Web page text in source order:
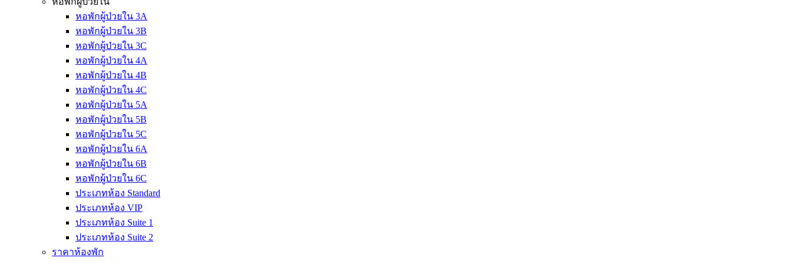
หอพักผู้ป่วยใน 3A
หอพักผู้ป่วยใน 3B
หอพักผู้ป่วยใน 3C
หอพักผู้ป่วยใน 4A
หอพักผู้ป่วยใน 4B
หอพักผู้ป่วยใน 4C
หอพักผู้ป่วยใน 5A
หอพักผู้ป่วยใน 5B
หอพักผู้ป่วยใน 5C
หอพักผู้ป่วยใน 6A
หอพักผู้ป่วยใน 6B
หอพักผู้ป่วยใน 6C
ประเภทห้อง Standard
ประเภทห้อง VIP
ประเภทห้อง Suite 1
ประเภทห้อง Suite 2
ราคาห้องพัก